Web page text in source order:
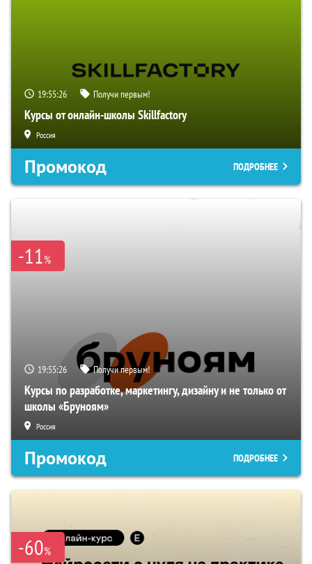
19:55:24 Получи первым!
Курсы от онлайн-школы Skillfactory
Россия
Промокод ПОДРОБНЕЕ
-11%
19:55:24 Получи первым!
Курсы по разработке, маркетингу, дизайну и не только от
школы «Бруноям»
Россия
Промокод ПОДРОБНЕЕ
-60%